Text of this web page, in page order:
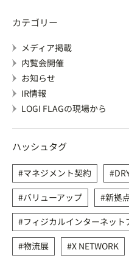
カテゴリー
メディア掲載
内覧会開催
お知らせ
IR情報
LOGI FLAGの現場から
ハッシュタグ
マネジメント契約
バリューアップ
新拠
フィジカルインターネッ
物流展
X NETWORK